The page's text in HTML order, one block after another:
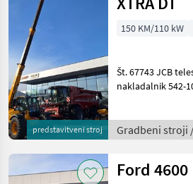
predstavitveni stroj
150 KM/110 kW
Št. 67743 JCB teleskopski
nakladalnik 542-
metra - z 150 PS
motorjem JCB
Gradbeni stroji
Ford 4600